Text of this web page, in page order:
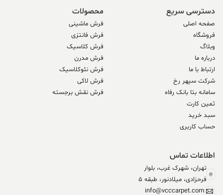
دسترسی سریع
صفحه اصلی
فروشگاه
وبلاگ
درباره ما
ارتباط با ما
شرکت سپهر رخ
سامانه بتا بانک رفاه
ثمین کارت
سبد خرید
حساب کاربری
محصولات
فرش ماشینی
فرش فانتزی
فرش کلاسیک
فرش مدرن
فرش نئوکلاسیک
فرش لاکی
فرش نقش برجسته
اطلاعات تماس
تهران، شهرک غرب، بلوار
فرحزادی، میلادنور، طبقه 5
info@vcccarpet.com